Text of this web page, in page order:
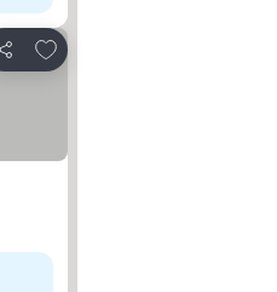
Compartir
Agregar a favoritos